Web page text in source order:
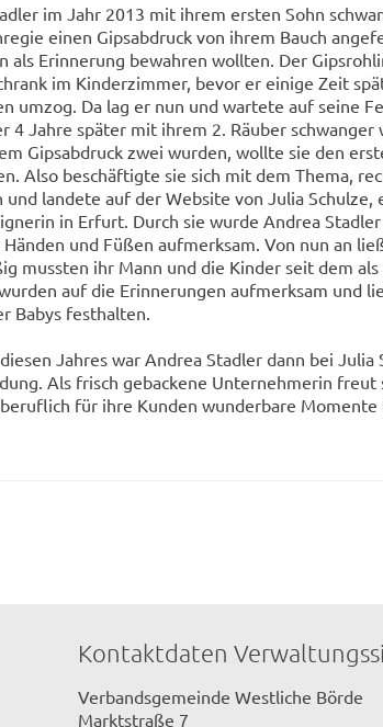
im Jahr 2013 mit ihrem ersten Sohn
einen Gipsabdruck von ihrem Bauch
als Erinnerung bewahren wollten. Der
im Kinderzimmer, bevor er einige Zeit
umzog. Da lag er nun und wartete auf seine
4 Jahre später mit ihrem 2. Räuber schwanger
Gipsabdruck zwei wurden, wollte sie den
Also beschäftigte sie sich mit dem Thema,
landete auf der Website von Julia Schulze,
in Erfurt. Durch sie wurde Andrea
und Füßen aufmerksam. Von nun an
mussten ihr Mann und die Kinder seit dem
auf die Erinnerungen aufmerksam und
Babys festhalten.
Jahres war Andrea Stadler dann bei
Als frisch gebackene Unternehmerin freut
für ihre Kunden wunderbare
Kontaktdaten
Verbandsgemeinde Westliche Börde
Marktstraße 7